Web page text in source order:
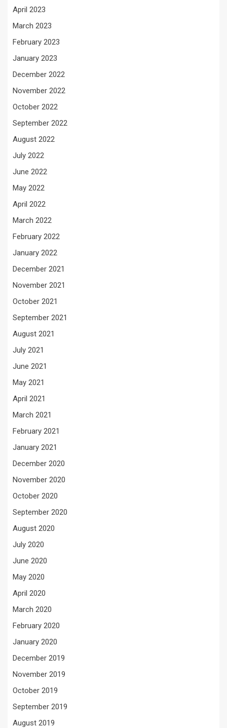
April 2023
March 2023
February 2023
January 2023
December 2022
November 2022
October 2022
September 2022
August 2022
July 2022
June 2022
May 2022
April 2022
March 2022
February 2022
January 2022
December 2021
November 2021
October 2021
September 2021
August 2021
July 2021
June 2021
May 2021
April 2021
March 2021
February 2021
January 2021
December 2020
November 2020
October 2020
September 2020
August 2020
July 2020
June 2020
May 2020
April 2020
March 2020
February 2020
January 2020
December 2019
November 2019
October 2019
September 2019
August 2019